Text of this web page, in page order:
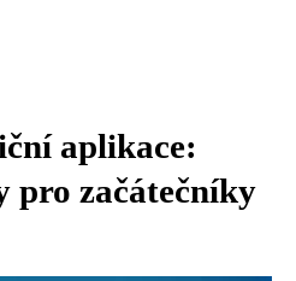
aplikace:
pro začátečníky